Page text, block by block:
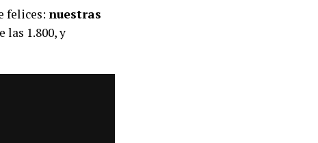
felices: nuestras
las 1.800, y